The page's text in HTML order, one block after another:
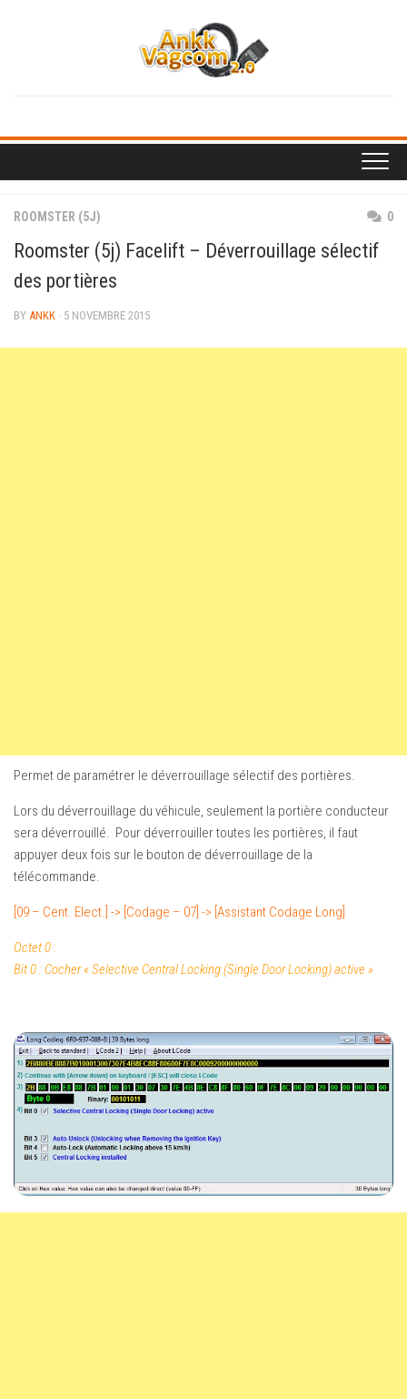
ROOMSTER (5J) 0
Roomster (5j) Facelift – Déverrouillage sélectif
des portières
BY ANKK · 5 NOVEMBRE 2015
Permet de paramétrer le déverrouillage sélectif des portières.
Lors du déverrouillage du véhicule, seulement la portière conducteur
sera déverrouillé. Pour déverrouiller toutes les portières, il faut
appuyer deux fois sur le bouton de déverrouillage de la
télécommande.
[09 – Cent. Elect.] -> [Codage – 07] -> [Assistant Codage Long]
Octet 0 :
Bit 0 : Cocher « Selective Central Locking (Single Door Locking) active »